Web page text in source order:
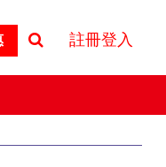
註冊登入